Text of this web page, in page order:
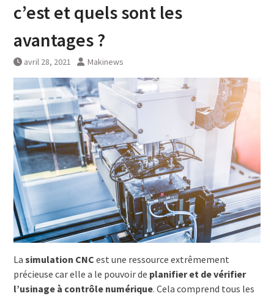
c’est et quels sont les
avantages ?
avril 28, 2021 Makinews
La simulation CNC est une ressource extrêmement
précieuse car elle a le pouvoir de planifier et de vérifier
l’usinage à contrôle numérique. Cela comprend tous les